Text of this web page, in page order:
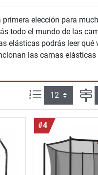
elección para
todo el mundo de las
elásticas podrás leer qué
las camas elásticas
Artículos por
#4